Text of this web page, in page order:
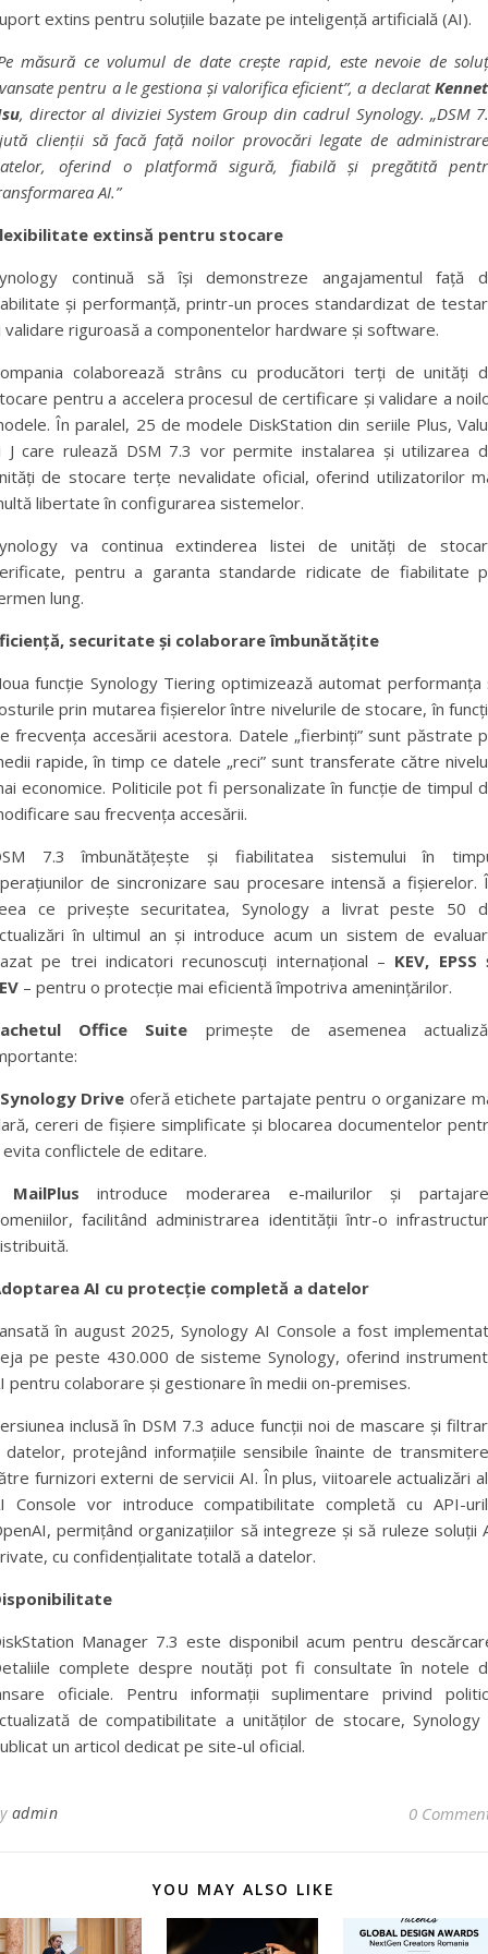
extins pentru soluțiile bazate pe inteligență artificială (AI).
măsură ce volumul de date crește rapid, este nevoie de
pentru a le gestiona și valorifica eficient”, a declarat
, director al diviziei System Group din cadrul Synology. „DSM
clienții să facă față noilor provocări legate de
oferind o platformă sigură, fiabilă și pregătită
AI.”
extinsă pentru stocare
continuă să își demonstreze angajamentul față
și performanță, printr-un proces standardizat de
validare riguroasă a componentelor hardware și software.
colaborează strâns cu producători terți de unități
pentru a accelera procesul de certificare și validare a
În paralel, 25 de modele DiskStation din seriile Plus,
J care rulează DSM 7.3 vor permite instalarea și utilizarea
de stocare terțe nevalidate oficial, oferind utilizatorilor
libertate în configurarea sistemelor.
va continua extinderea listei de unități de
pentru a garanta standarde ridicate de fiabilitate
lung.
securitate și colaborare îmbunătățite
funcție Synology Tiering optimizează automat performanța
prin mutarea fișierelor între nivelurile de stocare, în
frecvența accesării acestora. Datele „fierbinți” sunt păstrate
rapide, în timp ce datele „reci” sunt transferate către
economice. Politicile pot fi personalizate în funcție de timpul
sau frecvența accesării.
7.3 îmbunătățește și fiabilitatea sistemului în
de sincronizare sau procesare intensă a fișierelor.
ce privește securitatea, Synology a livrat peste 50
în ultimul an și introduce acum un sistem de
pe trei indicatori recunoscuți internațional – KEV, EPSS
– pentru o protecție mai eficientă împotriva amenințărilor.
Office Suite primește de asemenea
Synology Drive oferă etichete partajate pentru o organizare
cereri de fișiere simplificate și blocarea documentelor
evita conflictele de editare.
MailPlus introduce moderarea e-mailurilor și
facilitând administrarea identității într-o
AI cu protecție completă a datelor
în august 2025, Synology AI Console a fost
pe peste 430.000 de sisteme Synology, oferind
pentru colaborare și gestionare în medii on-premises.
inclusă în DSM 7.3 aduce funcții noi de mascare și
datelor, protejând informațiile sensibile înainte de
furnizori externi de servicii AI. În plus, viitoarele actualizări
Console vor introduce compatibilitate completă cu API-
permițând organizațiilor să integreze și să ruleze soluții
cu confidențialitate totală a datelor.
Manager 7.3 este disponibil acum pentru
complete despre noutăți pot fi consultate în notele
oficiale. Pentru informații suplimentare privind
de compatibilitate a unităților de stocare, Synology
un articol dedicat pe site-ul oficial.
admin 0
YOU MAY ALSO LIKE